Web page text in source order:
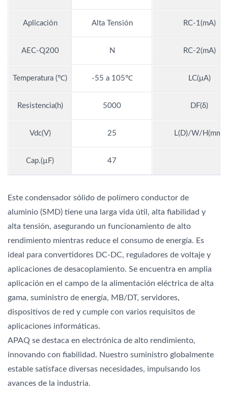
Aplicación Alta Tensión RC-1(mA)
AEC-Q200 N RC-2(mA)
Temperatura (℃) -55 a 105℃ LC(μA)
Resistencia(h) 5000 DF(δ)
Vdc(V) 25 L(D)/W/H(mm)
Cap.(µF) 47
Este condensador sólido de polímero conductor de
aluminio (SMD) tiene una larga vida útil, alta fiabilidad y
alta tensión, asegurando un funcionamiento de alto
rendimiento mientras reduce el consumo de energía. Es
ideal para convertidores DC-DC, reguladores de voltaje y
aplicaciones de desacoplamiento. Se encuentra en amplia
aplicación en el campo de la alimentación eléctrica de alta
gama, suministro de energía, MB/DT, servidores,
dispositivos de red y cumple con varios requisitos de
aplicaciones informáticas.
APAQ se destaca en electrónica de alto rendimiento,
innovando con fiabilidad. Nuestro suministro globalmente
estable satisface diversas necesidades, impulsando los
avances de la industria.